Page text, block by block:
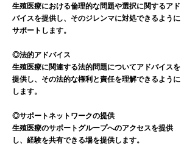
生殖医療における倫理的な問題や選択に関するアド
バイスを提供し、そのジレンマに対処できるように
サポートします。
◎法的アドバイス
生殖医療に関連する法的問題についてアドバイスを
提供し、その法的な権利と責任を理解できるように
します。
◎サポートネットワークの提供
生殖医療のサポートグループへのアクセスを提供
し、経験を共有できる場を提供します。